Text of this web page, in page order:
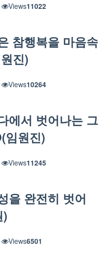
Views11022
참행복을 마음속
진)
Views10264
에서 벗어나는 그
임원진)
Views11245
을 완전히 벗어
)
Views6501